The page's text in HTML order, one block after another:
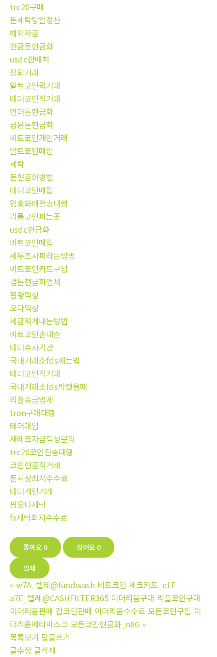
trc20구매
돈세탁당일정산
해외자금
현금돈현금화
usdc판매처
장외거래
알트코인퀵거래
테더코인직거래
언더돈현금화
금은돈현금화
비트코인개인거래
알트코인매입
세탁
돈현금화방법
테더코인매입
암호화폐전송대행
리플코인파는곳
usdc현금화
비트코인매입
세무조사피하는방법
비트코인카드구입
검돈현금화업체
횡령믹싱
오다믹싱
세금적게내는방법
비트코인손대손
테더수사기관
국내거래소fds깨는법
테더코인직거래
국내거래소fds막혔을때
리플송금업체
tron구매대행
테더매입
재테크자금믹싱문의
trc20코인전송대행
코인현금직거래
돈믹싱최저수수료
테더개인거래
핑오다세탁
fx세탁최저수수료
좋아요 0 싫어요 0
인쇄
« w7A_텔레@fundwash 비트코인 체크카드_e1F
a7E_텔레@CASHFILTER365 이더리움구매 리플코인구매
이더리움판매 잡코인판매 이더리움수수료 모든코인구입 이
더리움메타마스크 모든코인현금화_n8G »
목록보기 답글쓰기
글수정 글삭제